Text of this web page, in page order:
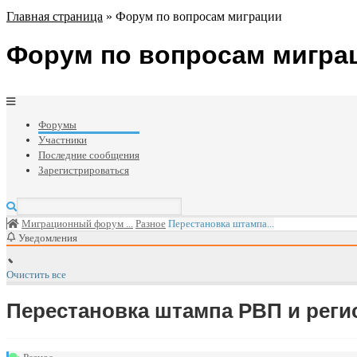
Главная страница » Форум по вопросам миграции
Форум по вопросам
Форумы
Участники
Последние сообщения
Зарегистрироваться
Миграционный форум ... Разное Перестановка штампа...
Уведомления
Очистить все
Перестановка штампа РВП и